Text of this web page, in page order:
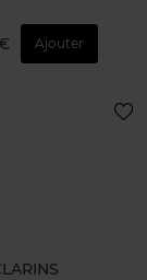
Ajouter